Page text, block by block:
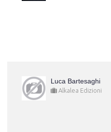
Luca Bartesaghi
Alkalea Edizioni